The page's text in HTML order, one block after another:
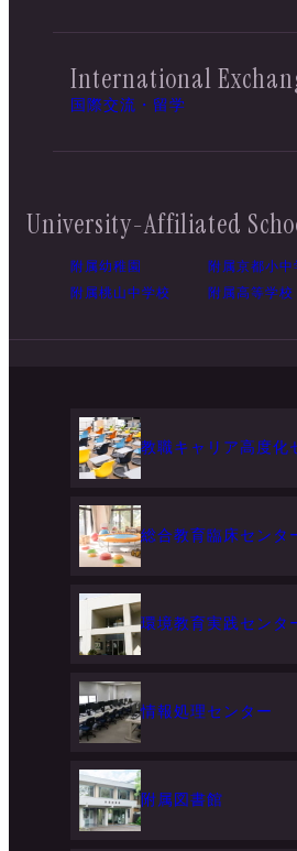
International
国際交流・留学
University-Affiliated
附属幼稚園 附属京都小中
附属桃山中学校
附属高等学校
教職キャリア高度化
総合教育臨床センタ
環境教育実践センタ
情報処理センター
附属図書館